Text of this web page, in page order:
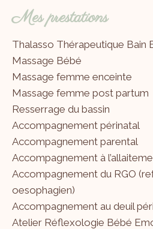
Mes prestations
Thalasso Thérapeutique Bain
Massage Bébé
Massage femme enceinte
Massage femme post partum
Resserrage du bassin
Accompagnement périnatal
Accompagnement parental
Accompagnement à
Accompagnement du RGO
oesophagien)
Accompagnement au deuil
Atelier Réflexologie Bébé